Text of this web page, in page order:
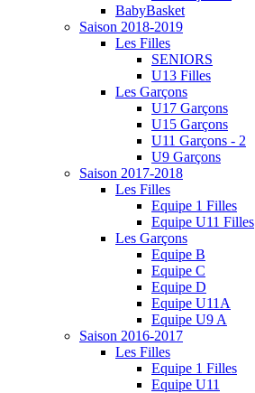
BabyBasket
Saison 2018-2019
Les Filles
SENIORS
U13 Filles
Les Garçons
U17 Garçons
U15 Garçons
U11 Garçons - 2
U9 Garçons
Saison 2017-2018
Les Filles
Equipe 1 Filles
Equipe U11 Filles
Les Garçons
Equipe B
Equipe C
Equipe D
Equipe U11A
Equipe U9 A
Saison 2016-2017
Les Filles
Equipe 1 Filles
Equipe U11